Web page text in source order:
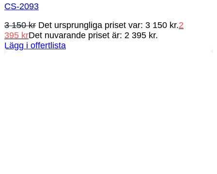
CS-2093
3 150kr Det ursprungliga priset var: 3 150 kr.2
395 krDet nuvarande priset är: 2 395 kr.
Lägg i offertlista